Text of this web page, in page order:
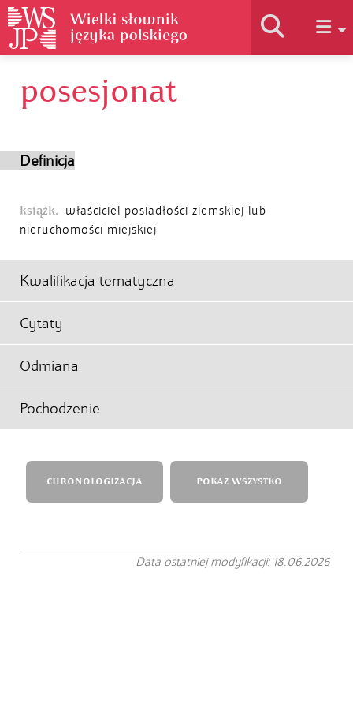
Historia słownika
posesjonat
Definicja
książk.
właściciel posiadłości ziemskiej lub
nieruchomości miejskiej
Kwalifikacja tematyczna
Cytaty
Odmiana
Pochodzenie
CHRONOLOGIZACJA POKAŻ WSZYSTKO
Data ostatniej modyfikacji: 18.06.2026